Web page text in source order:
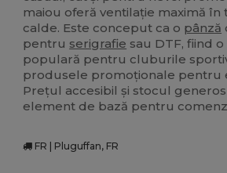
maiou oferă ventilație maximă în
calde. Este conceput ca o pânză
pentru serigrafie sau DTF, fiind
populară pentru cluburile
produsele promoționale pentru
Prețul accesibil și stocul
element de bază pentru
FR | Pluguffan, FR